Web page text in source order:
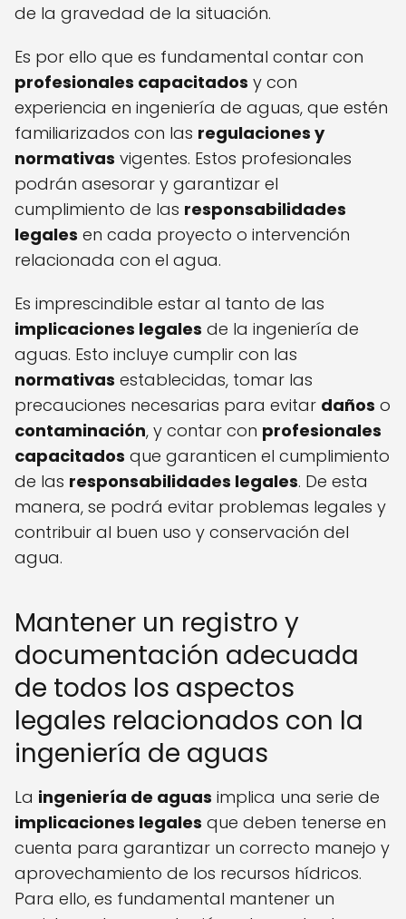
de la gravedad de la situación.
Es por ello que es fundamental contar con
profesionales capacitados y con
experiencia en ingeniería de aguas, que estén
familiarizados con las regulaciones y
normativas vigentes. Estos profesionales
podrán asesorar y garantizar el
cumplimiento de las responsabilidades
legales en cada proyecto o intervención
relacionada con el agua.
Es imprescindible estar al tanto de las
implicaciones legales de la ingeniería de
aguas. Esto incluye cumplir con las
normativas establecidas, tomar las
precauciones necesarias para evitar daños o
contaminación, y contar con profesionales
capacitados que garanticen el cumplimiento
de las responsabilidades legales. De esta
manera, se podrá evitar problemas legales y
contribuir al buen uso y conservación del
agua.
Mantener un registro y
documentación adecuada
de todos los aspectos
legales relacionados con la
ingeniería de aguas
La ingeniería de aguas implica una serie de
implicaciones legales que deben tenerse en
cuenta para garantizar un correcto manejo y
aprovechamiento de los recursos hídricos.
Para ello, es fundamental mantener un